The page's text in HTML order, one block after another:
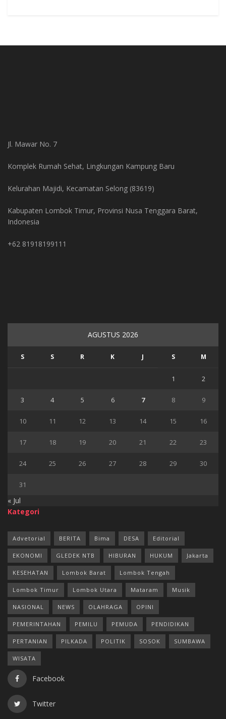
Jl. Mawar No. 7
Komplek Rumah Sehat, Lingkungan Kampung Baru
Kelurahan Majidi, Kecamatan Selong (83619)
Kabupaten Lombok Timur, Provinsi Nusa Tenggara Barat,
Indonesia
+62 81918199111
AGUSTUS 2026
S S R K J S M
1 2
3 4 5 6 7 8 9
10 11 12 13 14 15 16
17 18 19 20 21 22 23
24 25 26 27 28 29 30
31
« Jul
Kategori
Advetorial BERITA Bima DESA Editorial
EKONOMI GLEDEK NTB HIBURAN HUKUM Jakarta
KESEHATAN Lombok Barat Lombok Tengah
Lombok Timur Lombok Utara Mataram Musik
NASIONAL NEWS OLAHRAGA OPINI
PEMERINTAHAN PEMILU PEMUDA PENDIDIKAN
PERTANIAN PILKADA POLITIK SOSOK SUMBAWA
WISATA
Facebook
Twitter